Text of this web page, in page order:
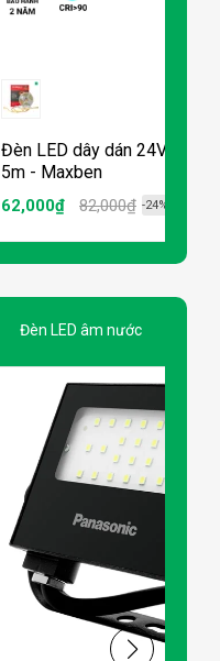
Đèn LED dây dán 24V COB -
5m - Maxben
62,000₫ 82,000₫ -24%
Đèn LED âm nước